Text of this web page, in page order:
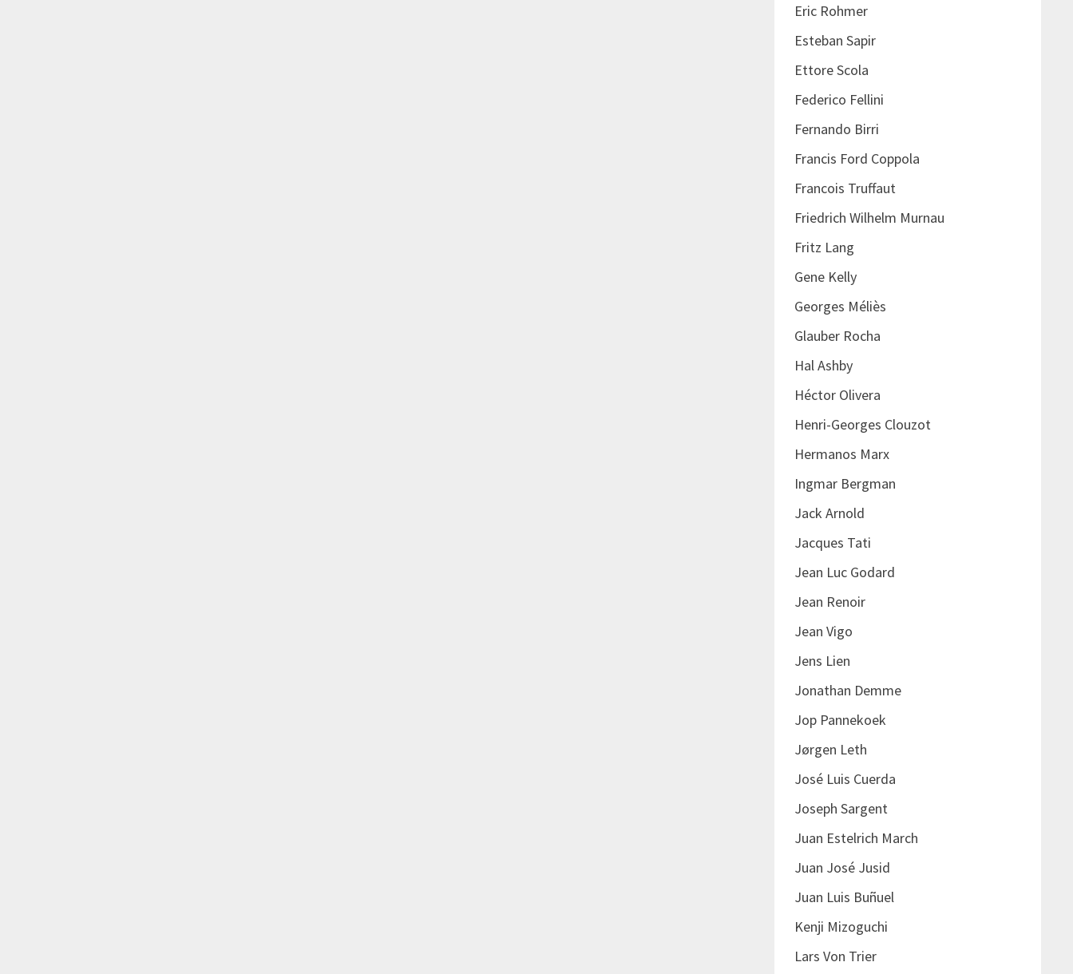
Eric Rohmer
Esteban Sapir
Ettore Scola
Federico Fellini
Fernando Birri
Francis Ford Coppola
Francois Truffaut
Friedrich Wilhelm Murnau
Fritz Lang
Gene Kelly
Georges Méliès
Glauber Rocha
Hal Ashby
Héctor Olivera
Henri-Georges Clouzot
Hermanos Marx
Ingmar Bergman
Jack Arnold
Jacques Tati
Jean Luc Godard
Jean Renoir
Jean Vigo
Jens Lien
Jonathan Demme
Jop Pannekoek
Jørgen Leth
José Luis Cuerda
Joseph Sargent
Juan Estelrich March
Juan José Jusid
Juan Luis Buñuel
Kenji Mizoguchi
Lars Von Trier